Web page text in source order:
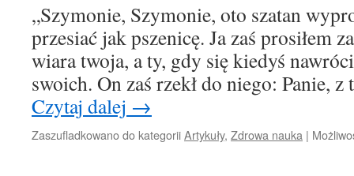
„Szymonie, Szymonie, oto szatan
przesiać jak pszenicę. Ja zaś prosiłem
wiara twoja, a ty, gdy się kiedyś
swoich. On zaś rzekł do niego: Panie,
Czytaj dalej →
Zaszufladkowano do kategoriiArtykuły, Zdrowa nauka |